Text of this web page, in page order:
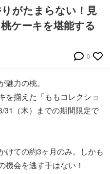
がたまらない！見
ケーキを堪能する
0
力の桃。
を揃えた「ももコレクショ
31（木）までの期間限定で
けての約3ヶ月のみ。しかも
機会を逃す手はない！